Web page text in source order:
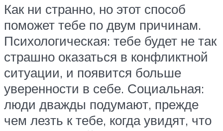
Как ни странно, но этот способ
поможет тебе по двум причинам.
Психологическая: тебе будет не так
страшно оказаться в конфликтной
ситуации, и появится больше
уверенности в себе. Социальная:
люди дважды подумают, прежде
чем лезть к тебе, когда увидят, что